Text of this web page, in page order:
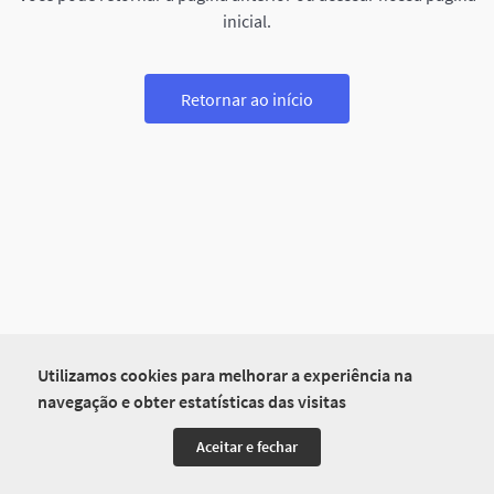
Utilizamos cookies para melhorar a experiência na
navegação e obter estatísticas das visitas
Aceitar e fechar
inicial.
Retornar ao início